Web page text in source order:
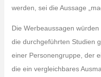
werden, sei die Aussage
Die Werbeaussagen
die durchgeführten Studien
einer Personengruppe, der
die ein vergleichbares